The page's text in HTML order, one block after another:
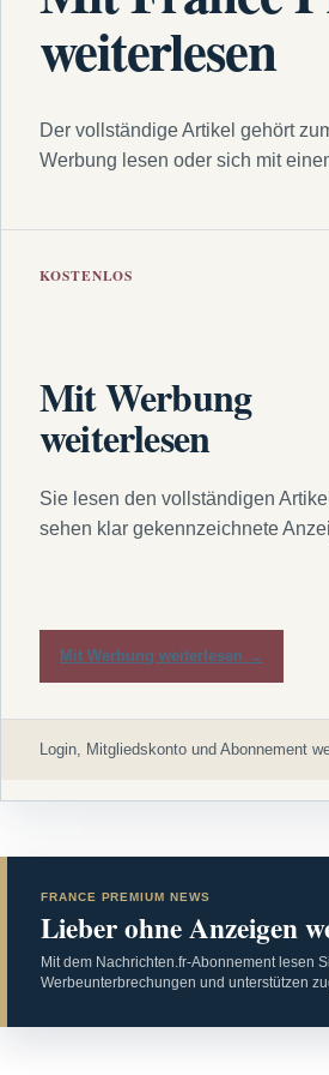
weiterlesen
Der vollständige Artikel gehört
Werbung lesen oder sich mit
KOSTENLOS
Mit Werbung
weiterlesen
Sie lesen den vollständigen
sehen klar gekennzeichnete
Mit Werbung weiterlesen →
Login, Mitgliedskonto und Abonnement
FRANCE PREMIUM NEWS
Lieber ohne Anzeigen
Mit dem Nachrichten.fr-Abonnement lesen
Werbeunterbrechungen und unterstützen